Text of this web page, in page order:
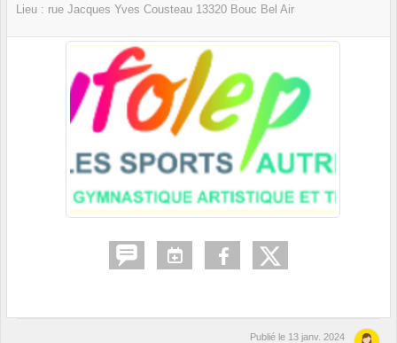
Lieu : rue Jacques Yves Cousteau 13320 Bouc Bel Air
Publié le 13 janv. 2024